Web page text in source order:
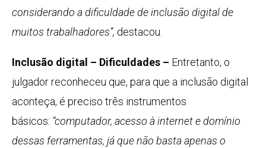
considerando a dificuldade de inclusão digital de
muitos trabalhadores”, destacou.
Inclusão digital – Dificuldades – Entretanto, o
julgador reconheceu que, para que a inclusão digital
aconteça, é preciso três instrumentos
básicos: “computador, acesso à internet e domínio
dessas ferramentas, já que não basta apenas o